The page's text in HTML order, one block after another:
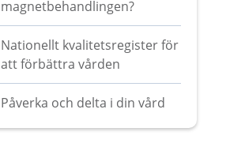
magnetbehandlingen?
Nationellt kvalitetsregister för
att förbättra vården
Påverka och delta i din vård